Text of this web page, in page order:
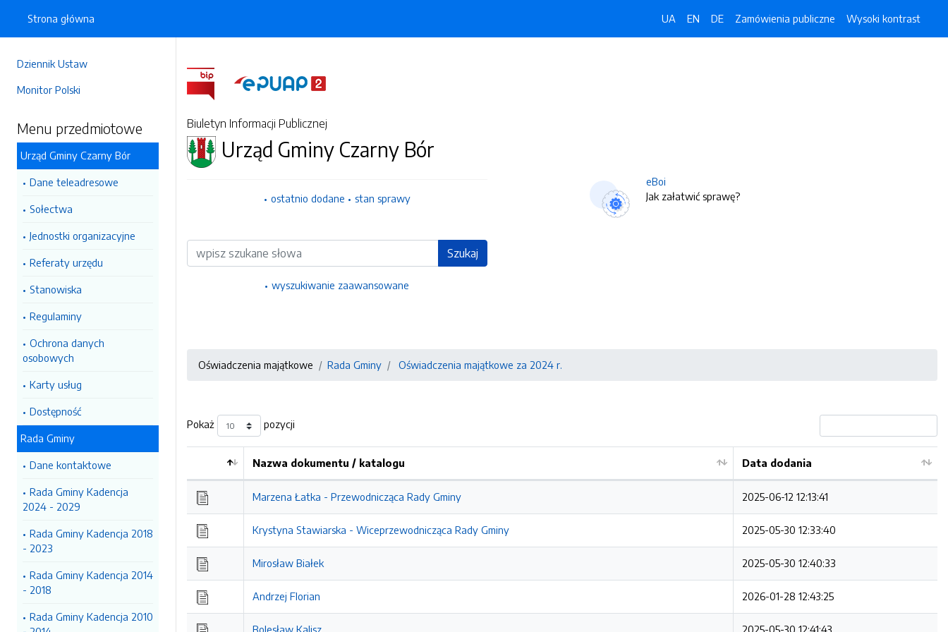
Dziennik Ustaw
Monitor Polski
Menu przedmiotowe
Urząd Gminy Czarny Bór
Dane teleadresowe
Sołectwa
Jednostki organizacyjne
Referaty urzędu
Stanowiska
Regulaminy
Ochrona danych
osobowych
Karty usług
Dostępność
Rada Gminy
Dane kontaktowe
Rada Gminy Kadencja
2024 - 2029
Rada Gminy Kadencja 2018
- 2023
Rada Gminy Kadencja 2014
- 2018
Rada Gminy Kadencja 2010
Strona główna UA EN DE Zamówienia publiczne Wysoki kontrast
Biuletyn Informacji Publicznej
Urząd Gminy Czarny Bór
ostatnio dodane stan sprawy
Wyszukiwarka Szukaj
wyszukiwanie zaawansowane
eBoi
Jak załatwić sprawę?
Oświadczenia majątkowe Rada Gminy Oświadczenia majątkowe za 2024 r.
Pokaż pozycji
Kolejność
Nazwa dokumentu / katalogu Data dodania
Marzena Łatka - Przewodnicząca Rady Gminy 2025-06-12 12:13:41
Krystyna Stawiarska - Wiceprzewodnicząca Rady Gminy 2025-05-30 12:33:40
Mirosław Białek 2025-05-30 12:40:33
Andrzej Florian 2026-01-28 12:43:25
Bolesław Kalisz 2025-05-30 12:41:43